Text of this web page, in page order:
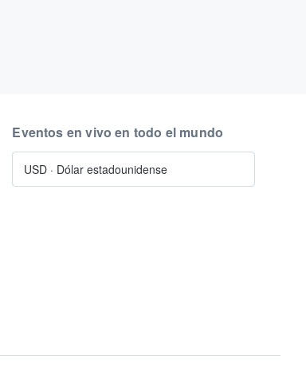
Eventos en vivo en todo el mundo
USD · Dólar estadounidense